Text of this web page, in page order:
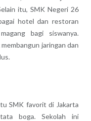
itu, SMK Negeri 26
hotel dan restoran
bagi siswanya.
jaringan dan
SMK favorit di Jakarta
boga. Sekolah ini